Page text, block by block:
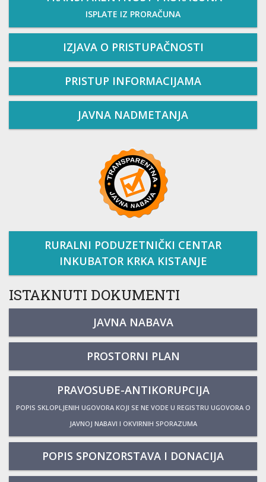
ISPLATE IZ PRORAČUNA
IZJAVA O PRISTUPAČNOSTI
PRISTUP INFORMACIJAMA
JAVNA NADMETANJA
RURALNI PODUZETNIČKI CENTAR
INKUBATOR KRKA KISTANJE
ISTAKNUTI DOKUMENTI
JAVNA NABAVA
PROSTORNI PLAN
PRAVOSUĐE-ANTIKORUPCIJA
POPIS SKLOPLJENIH UGOVORA KOJI SE NE VODE U REGISTRU UGOVORA O
JAVNOJ NABAVI I OKVIRNIH SPORAZUMA
POPIS SPONZORSTAVA I DONACIJA